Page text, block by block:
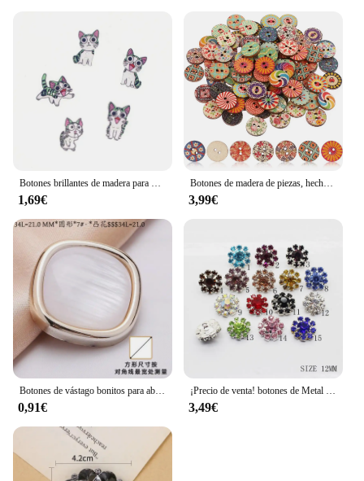
1,69€
Botones de madera de piezas, hechos a mano, variados botones circulares retro de punto, 100
3,99€
0,91€ 3,49€